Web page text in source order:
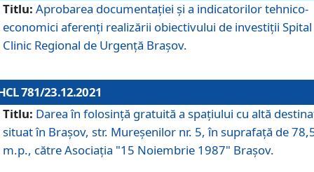
Titlu: Aprobarea documentației și a indicatorilor tehnico-
economici aferenți realizării obiectivului de investiții Spital
Clinic Regional de Urgență Brașov.
781/23.12.2021
Titlu: Darea în folosinţă gratuită a spaţiului cu altă
situat în Braşov, str. Mureşenilor nr. 5, în suprafaţă de
m.p., către Asociaţia "15 Noiembrie 1987" Braşov.